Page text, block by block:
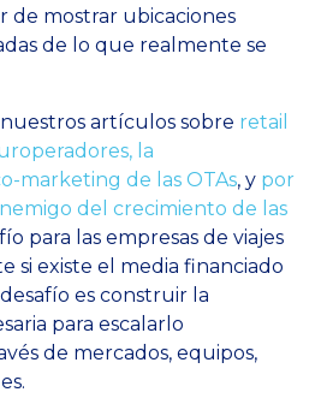
de mostrar ubicaciones
de lo que realmente se
artículos sobre retail
la
marketing de las OTAs, y por
del crecimiento de las
para las empresas de viajes
si existe el media financiado
es construir la
para escalarlo
de mercados, equipos,